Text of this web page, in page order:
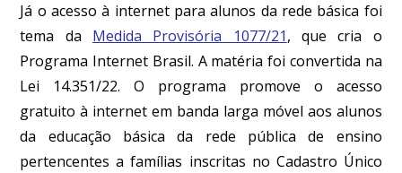
Já o acesso à internet para alunos da rede básica foi
tema da Medida Provisória 1077/21, que cria o
Programa Internet Brasil. A matéria foi convertida na
Lei 14.351/22. O programa promove o acesso
gratuito à internet em banda larga móvel aos alunos
da educação básica da rede pública de ensino
pertencentes a famílias inscritas no Cadastro Único